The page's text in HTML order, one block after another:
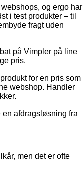
og ergo har
i test produkter – til
fragt uden
på Vimpler på line
pris.
for en pris som
webshop. Handler
afdragsløsning fra
men det er ofte